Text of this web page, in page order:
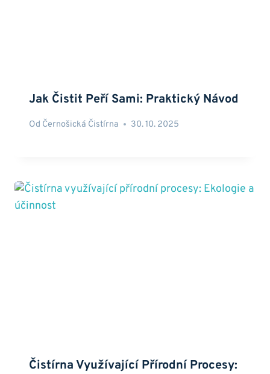
Jak Čistit Peří Sami: Praktický Návod
Od Černošická Čistírna 30. 10. 2025
Čistírna Využívající Přírodní Procesy: